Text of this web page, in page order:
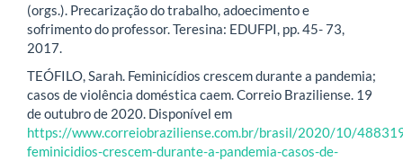
(orgs.). Precarização do trabalho, adoecimento e
sofrimento do professor. Teresina: EDUFPI, pp. 45- 73,
2017.
TEÓFILO, Sarah. Feminicídios crescem durante a pandemia;
casos de violência doméstica caem. Correio Braziliense. 19
de outubro de 2020. Disponível em
https://www.correiobraziliense.com.br/brasil/2020/10/
feminicidios-crescem-durante-a-pandemia-casos-de-